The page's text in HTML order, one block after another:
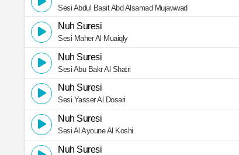
Sesi Abdul Basit Abd Alsamad Mujawwad
Nuh Suresi
Sesi Maher Al Muaiqly
Nuh Suresi
Sesi Abu Bakr Al Shatri
Nuh Suresi
Sesi Yasser Al Dosari
Nuh Suresi
Sesi Al Ayoune Al Koshi
Nuh Suresi